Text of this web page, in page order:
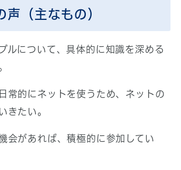
声（主なもの）
ルについて、具体的に知識を深める
常的にネットを使うため、ネットの
きたい。
会があれば、積極的に参加してい